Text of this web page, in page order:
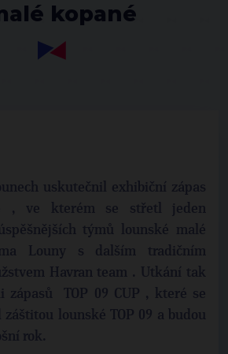
kopané
uskutečnil exhibiční zápas
, ve kterém se střetl jeden
týmů lounské malé
Louny s dalším tradičním
Havran team . Utkání tak
zápasů TOP 09 CUP , které se
záštitou lounské TOP 09 a budou
rok.